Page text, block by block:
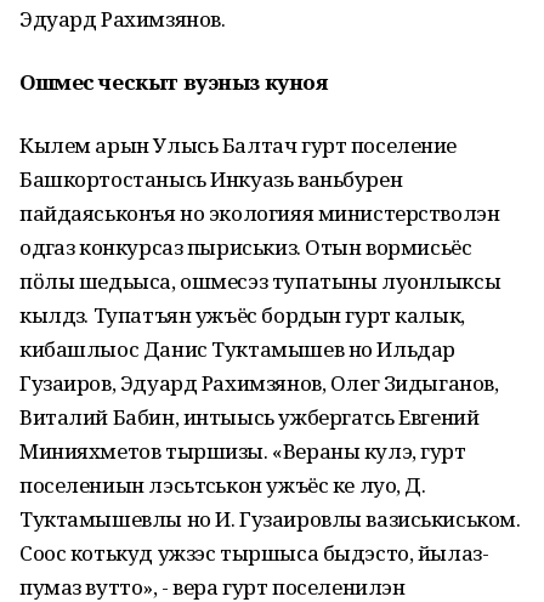
Эдуард Рахимзянов.
Ошмес ческыт вуэныз куноя
Кылем арын Улысь Балтач гурт поселение
Башкортостанысь Инкуазь ваньбурен
пайдаяськонъя но экологияя министерстволэн
одӥгаз конкурсаз пыриськиз. Отын вормисьёс
пӧлы шедьыса, ошмесэз тупатыны луонлыксы
кылдӥз. Тупатъян ужъёс бордын гурт калык,
кибашлыос Данис Туктамышев но Ильдар
Гузаиров, Эдуард Рахимзянов, Олег Зидыганов,
Виталий Бабин, интыысь ужбергатӥсь Евгений
Минияхметов тыршизы. «Вераны кулэ, гурт
поселениын лэсьтӥськон ужъёс ке луо, Д.
Туктамышевлы но И. Гузаировлы вазиськиськом.
Соос котькуд ужзэс тыршыса быдэсто, йылаз-
пумаз вутто», - вера гурт поселенилэн